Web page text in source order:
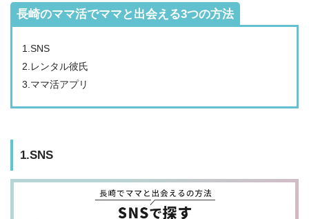
長崎のママ活でママと出会える3つの方法
1.SNS
2.レンタル彼氏
3.ママ活アプリ
1.SNS